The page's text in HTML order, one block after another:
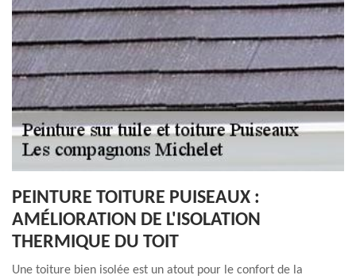
PEINTURE TOITURE PUISEAUX :
AMÉLIORATION DE L'ISOLATION
THERMIQUE DU TOIT
Une toiture bien isolée est un atout pour le confort de la